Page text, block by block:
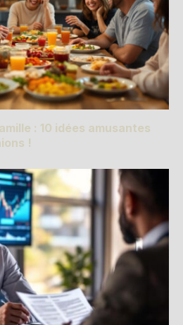
: 10 idées amusantes
!